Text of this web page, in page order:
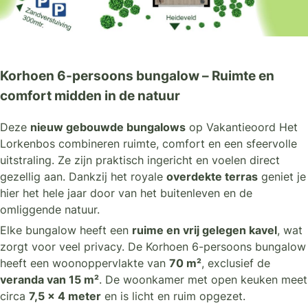
Korhoen 6-persoons bungalow – Ruimte en
comfort midden in de natuur
Deze nieuw gebouwde bungalows op Vakantieoord Het
Lorkenbos combineren ruimte, comfort en een sfeervolle
uitstraling. Ze zijn praktisch ingericht en voelen direct
gezellig aan. Dankzij het royale overdekte terras geniet je
hier het hele jaar door van het buitenleven en de
omliggende natuur.
Elke bungalow heeft een ruime en vrij gelegen kavel, wat
zorgt voor veel privacy. De Korhoen 6-persoons bungalow
heeft een woonoppervlakte van 70 m², exclusief de
veranda van 15 m². De woonkamer met open keuken meet
circa 7,5 x 4 meter en is licht en ruim opgezet.